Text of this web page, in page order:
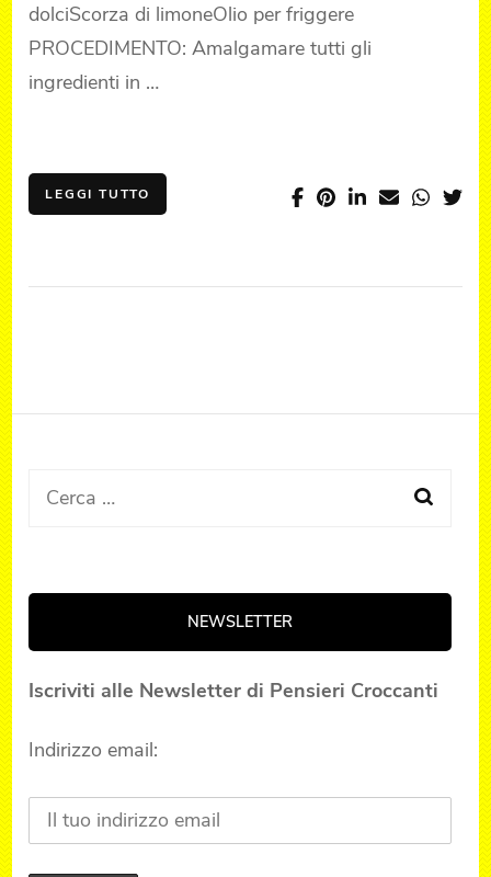
dolciScorza di limoneOlio per friggere
PROCEDIMENTO: Amalgamare tutti gli
ingredienti in …
LEGGI TUTTO
Ricerca
NEWSLETTER
Iscriviti alle Newsletter di Pensieri Croccanti
Indirizzo email: